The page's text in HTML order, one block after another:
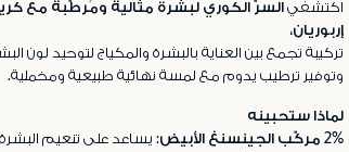
اكتشفي السرّ الكوري لبشرة مثالية ومُرطّبة مع
إربوريان،
تركيبة تجمع بين العناية بالبشرة والمكياج لتوحيد لون
وتوفير ترطيب يدوم مع لمسة نهائية طبيعية ومخملية.
لماذا ستحبينه
2% مركّب الجينسنغ الأبيض:
يساعد على تنعيم